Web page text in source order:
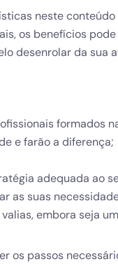
neste
os benefícios
desenrolar da sua
formados
e farão a diferença;
adequada ao
as suas
embora seja
os passos